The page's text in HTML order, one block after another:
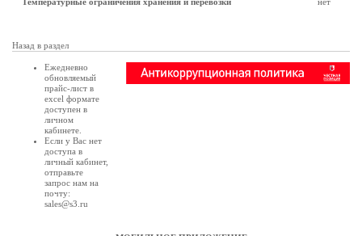
Назад в раздел
Ежедневно
обновляемый
прайс-лист в
excel формате
доступен в
личном
кабинете
Если у Вас нет
доступа в
личный кабинет,
отправьте
запрос нам на
почту:
sales@s3.ru